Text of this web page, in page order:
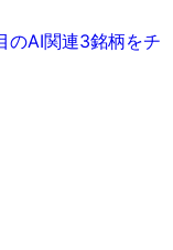
のAI関連3銘柄をチ